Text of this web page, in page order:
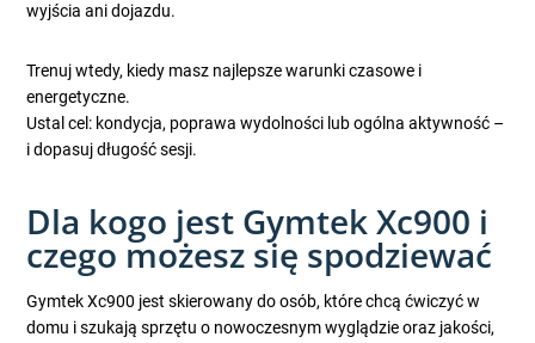
wyjścia ani dojazdu.
Trenuj wtedy, kiedy masz najlepsze warunki czasowe i
energetyczne.
Ustal cel: kondycja, poprawa wydolności lub ogólna aktywność –
i dopasuj długość sesji.
Dla kogo jest Gymtek Xc900 i
czego możesz się spodziewać
Gymtek Xc900 jest skierowany do osób, które chcą ćwiczyć w
domu i szukają sprzętu o nowoczesnym wyglądzie oraz jakości,